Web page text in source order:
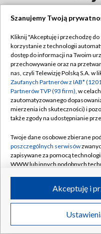
Transmisje
Trener GKS
21:17 PIŁKA
Lech
Szanujemy Twoją
Kliknij "Akceptuję i przechodzę
korzystanie z technologii
dostęp do informacji na Twoim
przechowywanie oraz na
nas, czyli Telewizję Polską S.A. w
Zaufanych Partnerów z IAB*
Partnerów TVP (93 firm), w
zautomatyzowanego
mierzenia ich skuteczności) i
także zgody na udostępnianie
Twoje dane osobowe zbierane
poszczególnych serwisów
zapisywane za pomocą
WWW lub innych podobnych
ruchu w Internecie.
Twoje dane osobowe zbierane
poszczególnych serwisówna
Akceptuję i